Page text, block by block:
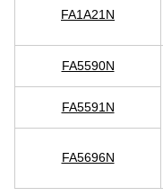
FA1A21N
FA5590N
FA5591N
FA5696N